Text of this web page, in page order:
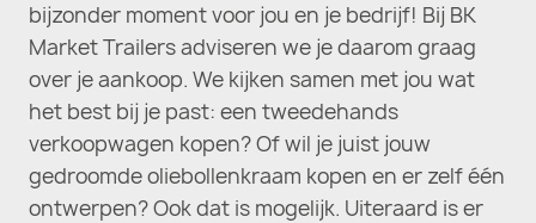
bijzonder moment voor jou en je bedrijf! Bij BK
Market Trailers adviseren we je daarom graag
over je aankoop. We kijken samen met jou wat
het best bij je past: een tweedehands
verkoopwagen kopen? Of wil je juist jouw
gedroomde oliebollenkraam kopen en er zelf één
ontwerpen? Ook dat is mogelijk. Uiteraard is er